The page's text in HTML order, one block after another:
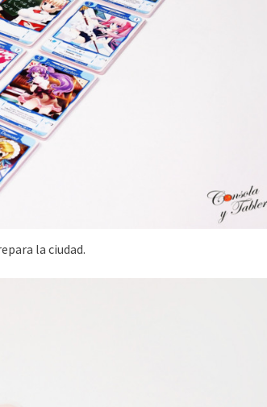
la ciudad.